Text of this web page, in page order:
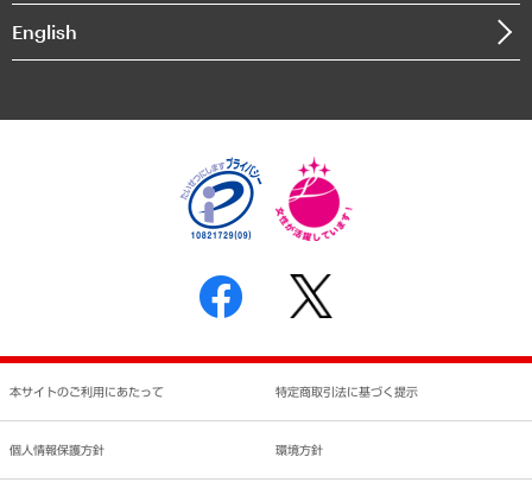
個人情報保護方針
反社会的勢力に対する基本方針
書面による個人情報の開示等の請求の手続きについて
English
本サイトのご利用にあたって 特定商取引法に基づく提示
個人情報保護方針 環境方針